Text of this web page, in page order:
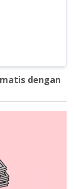
dengan